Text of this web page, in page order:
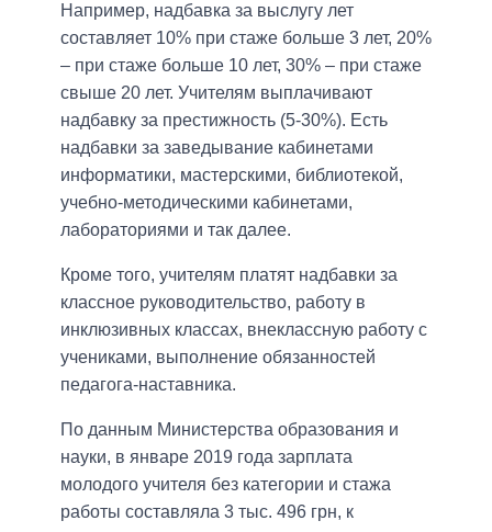
Например, надбавка за выслугу лет
составляет 10% при стаже больше 3 лет, 20%
– при стаже больше 10 лет, 30% – при стаже
свыше 20 лет. Учителям выплачивают
надбавку за престижность (5-30%). Есть
надбавки за заведывание кабинетами
информатики, мастерскими, библиотекой,
учебно-методическими кабинетами,
лабораториями и так далее.
Кроме того, учителям платят надбавки за
классное руководительство, работу в
инклюзивных классах, внеклассную работу с
учениками, выполнение обязанностей
педагога-наставника.
По данным Министерства образования и
науки, в январе 2019 года зарплата
молодого учителя без категории и стажа
работы составляла 3 тыс. 496 грн, к